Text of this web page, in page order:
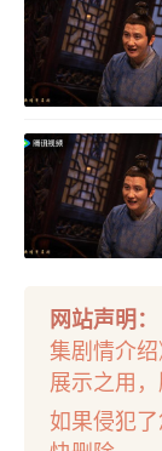
网站声明：
集剧情介绍
展示之用
如果侵犯